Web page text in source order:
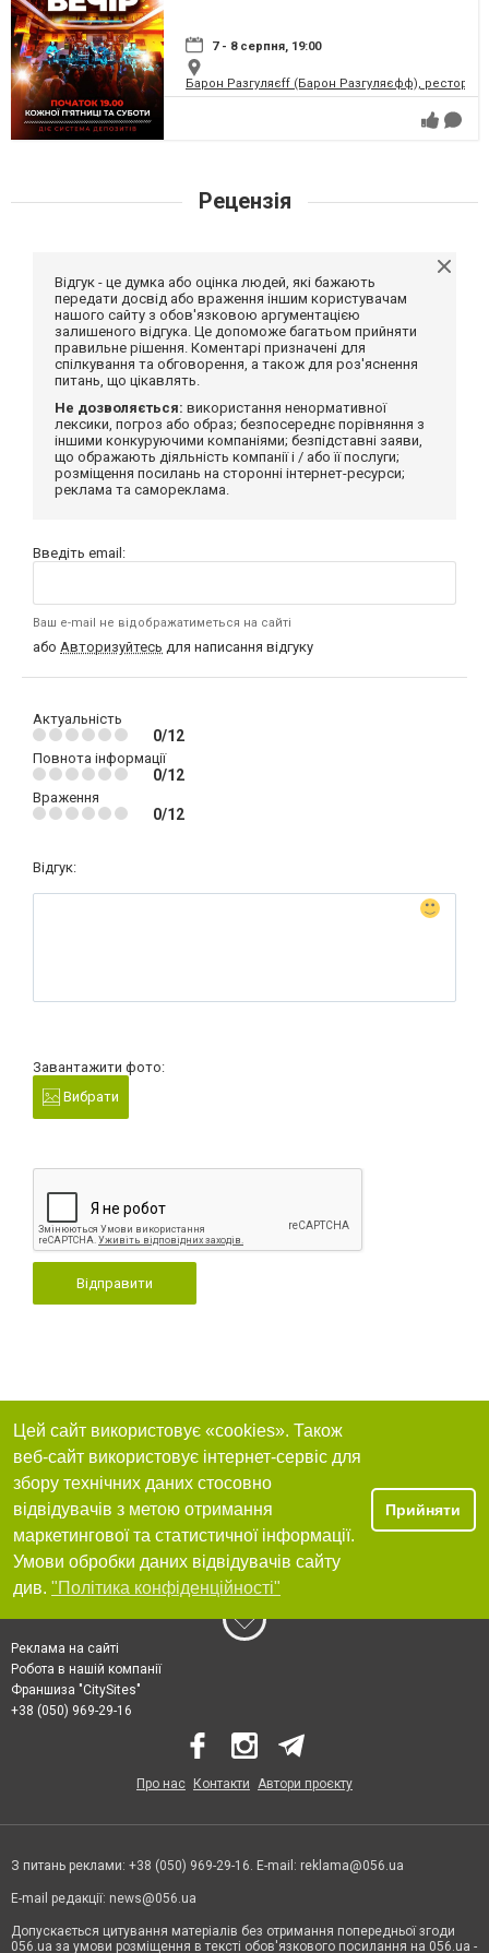
7 - 8 серпня, 19:00
Барон Разгуляєff (Барон Разгуляєфф),
Рецензія
Відгук - це думка або оцінка людей, які бажають
передати досвід або враження іншим користувачам
нашого сайту з обов'язковою аргументацією
залишеного відгука. Це допоможе багатьом прийняти
правильне рішення. Коментарі призначені для
спілкування та обговорення, а також для роз'яснення
питань, що цікавлять.
Не дозволяється: використання ненормативної
лексики, погроз або образ; безпосереднє порівняння з
іншими конкуруючими компаніями; безпідставні заяви,
що ображають діяльність компанії і / або її послуги;
розміщення посилань на сторонні інтернет-ресурси;
реклама та самореклама.
Введіть email:
Ваш e-mail не відображатиметься на сайті
або Авторизуйтесь для написання відгуку
Актуальність
0/12
Повнота інформації
0/12
Враження
0/12
Відгук:
Завантажити фото:
Вибрати
Відправити
Цей сайт використовує «cookies». Також
веб-сайт використовує інтернет-сервіс для
збору технічних даних стосовно
відвідувачів з метою отримання
маркетингової та статистичної інформації.
Умови обробки даних відвідувачів сайту
див. "Політика конфіденційності"
Прийняти
Реклама на сайті
Робота в нашій компанії
Франшиза "CitySites"
+38 (050) 969-29-16
Про нас Контакти Автори проєкту
З питань реклами: +38 (050) 969-29-16. E-mail: reklama@056.ua
E-mail редакції: news@056.ua
Допускається цитування матеріалів без отримання попередньої згоди
056.ua за умови розміщення в тексті обов'язкового посилання на 056.ua -